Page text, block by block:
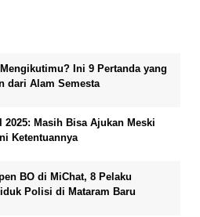
Ini 9 Pertanda yang
dari Alam Semesta
2025: Masih Bisa Ajukan Meski
Ketentuannya
BO di MiChat, 8 Pelaku
Polisi di Mataram Baru